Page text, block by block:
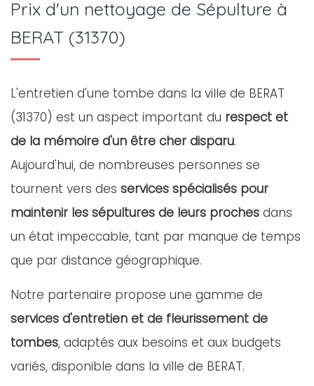
Prix d'un nettoyage de Sépulture à
BERAT (31370)
L'entretien d'une tombe dans la ville de BERAT
(31370) est un aspect important du respect et
de la mémoire d'un être cher disparu.
Aujourd'hui, de nombreuses personnes se
tournent vers des services spécialisés pour
maintenir les sépultures de leurs proches dans
un état impeccable, tant par manque de temps
que par distance géographique.
Notre partenaire propose une gamme de
services d'entretien et de fleurissement de
tombes, adaptés aux besoins et aux budgets
variés, disponible dans la ville de BERAT.